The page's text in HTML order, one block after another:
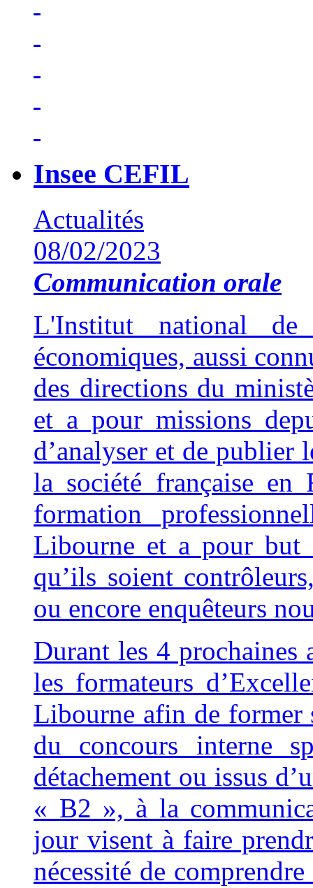
Insee CEFIL
Actualités
08/02/2023
Communication orale
L'Institut national
économiques, aussi
des directions du
et a pour missions
d’analyser et de publier
la société française en
formation
Libourne et a pour but
qu’ils soient
ou encore enquêteurs
Durant les 4 prochaines
les formateurs
Libourne afin de former
du concours interne
détachement ou issus
« B2 », à la
jour visent à faire
nécessité de